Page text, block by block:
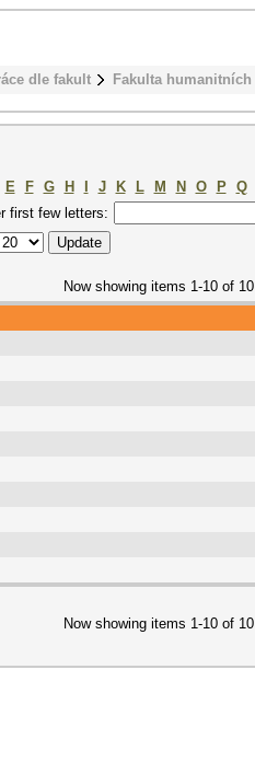
dle fakult Fakulta
E F G H J K L M N O P
Q
first few letters:
Now showing items 1-10 of 10
Now showing items 1-10 of 10